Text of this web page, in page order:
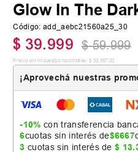
Glow In The
Código: add_aebc21560a25_30
$ 39.999 $ 59.999
Precio sin impuestos nacionales: $ 33.057 ,02
¡Aprovechá nuestras
-10% con transferencia
6cuotas sin interés de$6667
3 cuotas sin interés de$ 13.